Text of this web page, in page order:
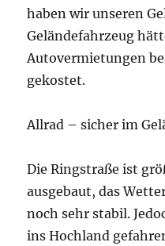
haben wir unseren
Geländefahrzeug
Autovermietungen
gekostet.
Allrad – sicher im
Die Ringstraße ist
ausgebaut, das
noch sehr stabil.
ins Hochland